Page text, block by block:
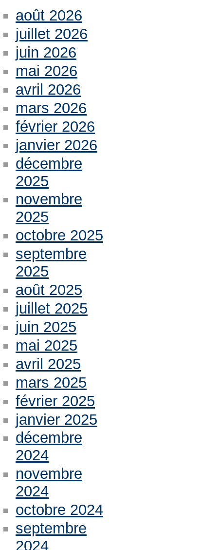
août 2026
juillet 2026
juin 2026
mai 2026
avril 2026
mars 2026
février 2026
janvier 2026
décembre
2025
novembre
2025
octobre 2025
septembre
2025
août 2025
juillet 2025
juin 2025
mai 2025
avril 2025
mars 2025
février 2025
janvier 2025
décembre
2024
novembre
2024
octobre 2024
septembre
2024